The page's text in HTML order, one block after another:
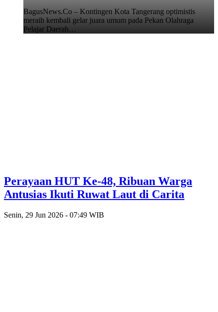
BagusNews.Co – Kontingen Kota Tangerang optimistis
meraih kembali gelar juara umum pada Pekan Olahraga
Pelajar Daerah…
Perayaan HUT Ke-48, Ribuan Warga
Antusias Ikuti Ruwat Laut di Carita
Senin, 29 Jun 2026 - 07:49 WIB